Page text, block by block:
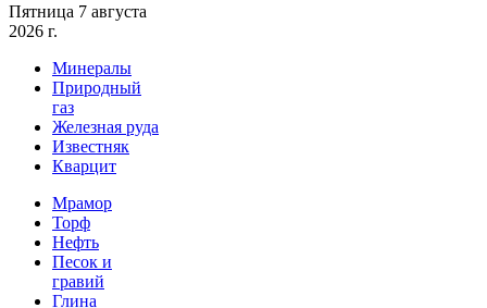
Пятница 7 августа
2026 г.
Минералы
Природный
газ
Железная руда
Известняк
Кварцит
Мрамор
Торф
Нефть
Песок и
гравий
Глина